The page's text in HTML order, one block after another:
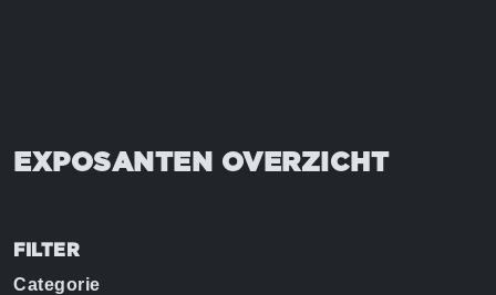
EXPOSANTEN OVERZICHT
FILTER
Categorie